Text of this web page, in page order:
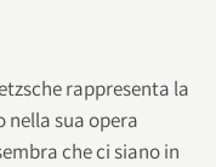
rappresenta la
nella sua opera
che ci siano in